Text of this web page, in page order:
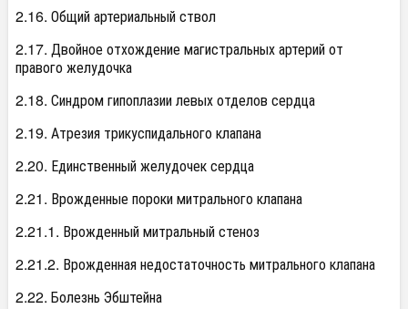
2.16. Общий артериальный ствол
2.17. Двойное отхождение магистральных артерий от
правого желудочка
2.18. Синдром гипоплазии левых отделов сердца
2.19. Атрезия трикуспидального клапана
2.20. Единственный желудочек сердца
2.21. Врожденные пороки митрального клапана
2.21.1. Врожденный митральный стеноз
2.21.2. Врожденная недостаточность митрального клапана
2.22. Болезнь Эбштейна